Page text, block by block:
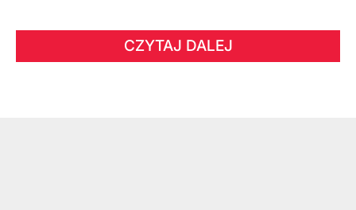
CZYTAJ DALEJ